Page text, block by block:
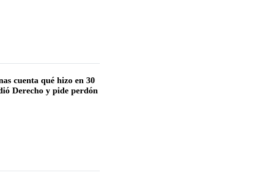
cuenta qué hizo en 30
Derecho y pide perdón